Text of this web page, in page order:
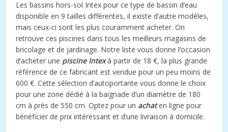
Les bassins hors-sol Intex pour ce type de bassin d’eau
disponible en 9 tailles différentes, il existe d’autre modèles,
mais ceux-ci sont les plus couramment acheter. On
retrouve ces piscines dans tous les meilleurs magasins de
bricolage et de jardinage. Notre liste vous donne l’occasion
d’acheter une piscine Intexà partir de 18 €, la plus grande
référence de ce fabricant est vendue pour un peu moins de
600 €. Cette sélection d’autoportante vous donne le choix
pour une zone dédié à la baignade d’un diamètre de 180
cm à près de 550 cm. Optez pour un achaten ligne pour
bénéficier de prix intéressant et d’une livraison à domicile.